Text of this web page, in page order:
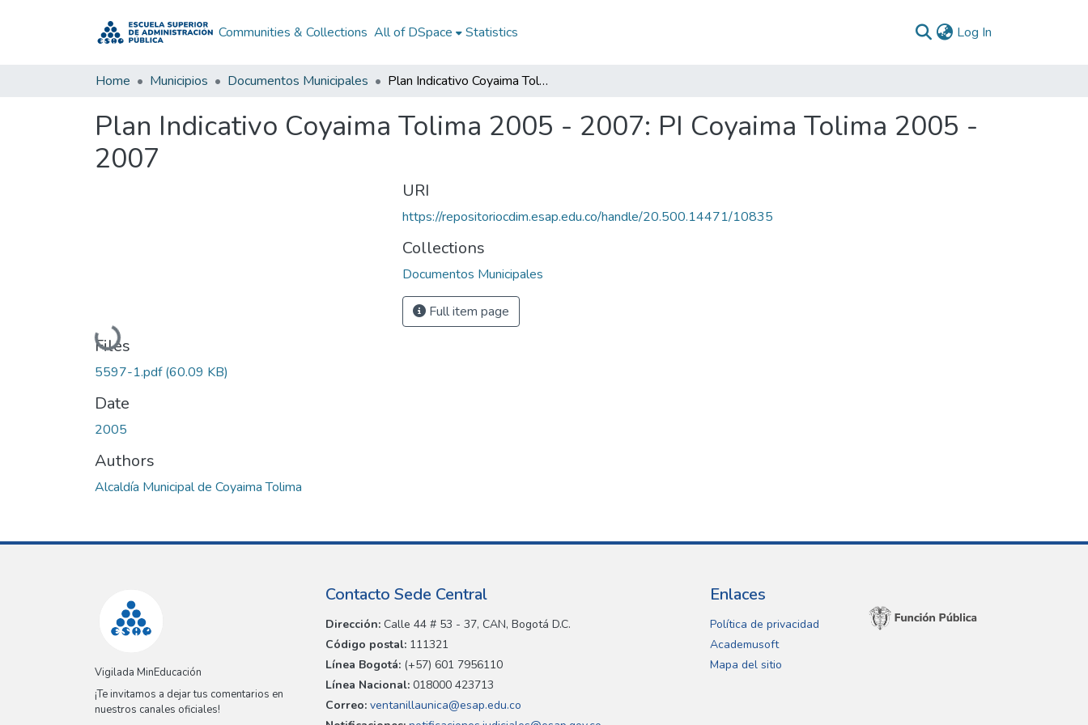
Communities & Collections All of DSpace Statistics Log In
Home Municipios Documentos Municipales Plan Indicativo Coyaima Tolima 2005 - 2007: PI Coyaima Tolima 2005 - 2007
Plan Indicativo Coyaima Tolima 2005 - 2007: PI Coyaima Tolima 2005 -
2007
Loading...
Files
5597-1.pdf(60.09 KB)
Date
2005
Authors
Alcaldía Municipal de Coyaima Tolima
URI
https://repositoriocdim.esap.edu.co/handle/20.500.14471/10835
Collections
Documentos Municipales
Full item page
Vigilada MinEducación
¡Te invitamos a dejar tus comentarios en
nuestros canales oficiales!
Contacto Sede Central
Dirección: Calle 44 # 53 - 37, CAN, Bogotá D.C.
Código postal: 111321
Línea Bogotá: (+57) 601 7956110
Línea Nacional: 018000 423713
Correo: ventanillaunica@esap.edu.co
Enlaces
Política de privacidad
Academusoft
Mapa del sitio